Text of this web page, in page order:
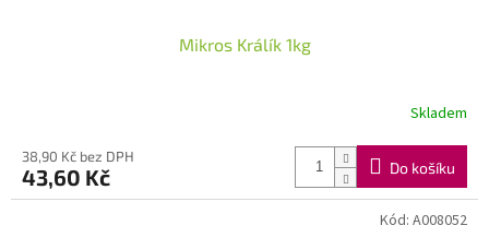
Mikros Králík 1kg
Skladem
38,90 Kč bez DPH
43,60 Kč Do košíku
Kód: A008052